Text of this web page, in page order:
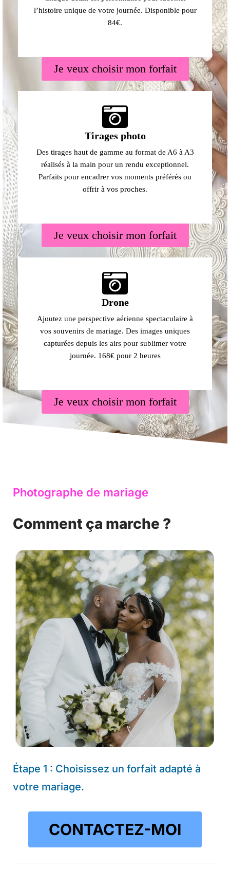
l’histoire unique de votre journée. Disponible pour
84€.
Je veux choisir mon forfait
Tirages photo
Des tirages haut de gamme au format de A6 à A3
réalisés à la main pour un rendu exceptionnel.
Parfaits pour encadrer vos moments préférés ou
offrir à vos proches.
Je veux choisir mon forfait
Drone
Ajoutez une perspective aérienne spectaculaire à
vos souvenirs de mariage. Des images uniques
capturées depuis les airs pour sublimer votre
journée. 168€ pour 2 heures
Je veux choisir mon forfait
Photographe de mariage
Comment ça marche ?
Étape 1 : Choisissez un forfait adapté à
votre mariage.
CONTACTEZ-MOI